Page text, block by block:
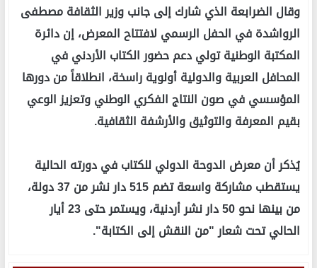
وقال الضرابعة الذي شارك إلى جانب وزير الثقافة مصطفى
الرواشدة في الحفل الرسمي لافتتاح المعرض، إن دائرة
المكتبة الوطنية تولي دعم حضور الكتاب الأردني في
المحافل العربية والدولية أولوية راسخة، انطلاقاً من دورها
المؤسسي في صون النتاج الفكري الوطني وتعزيز الوعي
بقيم المعرفة والتوثيق والأرشفة الثقافية.
يُذكر أن معرض الدوحة الدولي للكتاب في دورته الحالية
يستقطب مشاركة واسعة تضم 515 دار نشر من 37 دولة،
من بينها نحو 50 دار نشر أردنية، ويستمر حتى 23 أيار
الحالي تحت شعار "من النقش إلى الكتابة".